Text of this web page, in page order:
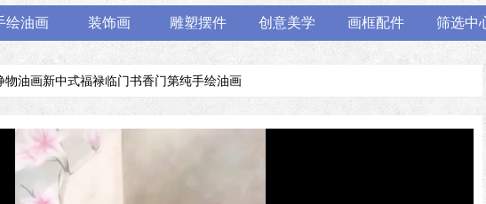
绘油画 装饰画 雕塑摆件 创意美学 画框配件 筛选中
物油画新中式福禄临门书香门第纯手绘油画